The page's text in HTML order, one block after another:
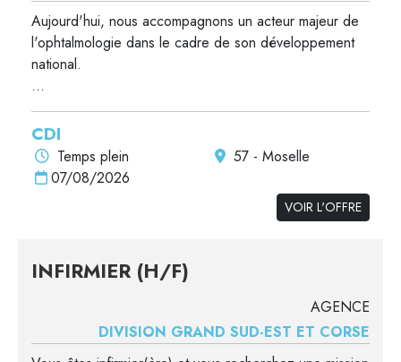
Aujourd'hui, nous accompagnons un acteur majeur de
l'ophtalmologie dans le cadre de son développement
national.
...
CDI
Temps plein
57 - Moselle
07/08/2026
VOIR L'OFFRE
INFIRMIER (H/F)
AGENCE
DIVISION GRAND SUD-EST ET CORSE